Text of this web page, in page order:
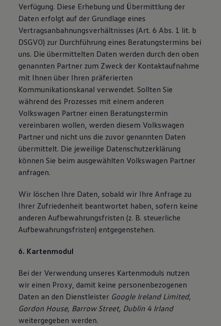
Verfügung. Diese Erhebung und Übermittlung der
Daten erfolgt auf der Grundlage eines
Vertragsanbahnungsverhältnisses (Art. 6 Abs. 1 lit. b
DSGVO) zur Durchführung eines Beratungstermins bei
uns. Die übermittelten Daten werden durch den oben
genannten Partner zum Zweck der Kontaktaufnahme
mit Ihnen über Ihren präferierten
Kommunikationskanal verwendet. Sollten Sie
während des Prozesses mit einem anderen
Volkswagen Partner einen Beratungstermin
vereinbaren wollen, werden diesem Volkswagen
Partner und nicht uns die zuvor genannten Daten
übermittelt. Die jeweilige Datenschutzerklärung
können Sie beim ausgewählten Volkswagen Partner
anfragen.
Wir löschen Ihre Daten, sobald wir Ihre Anfrage zu
Ihrer Zufriedenheit beantwortet haben, sofern keine
anderen Aufbewahrungsfristen (z. B. steuerliche
Aufbewahrungsfristen) entgegenstehen.
6. Kartenmodul
Bei der Verwendung unseres Kartenmoduls nutzen
wir einen Proxy, damit keine personenbezogenen
Daten an den Dienstleister Google Ireland Limited,
Gordon House, Barrow Street, Dublin 4 Irland
weitergegeben werden.